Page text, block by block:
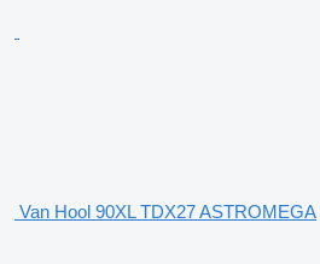
Van Hool 90XL TDX27 ASTROMEGA